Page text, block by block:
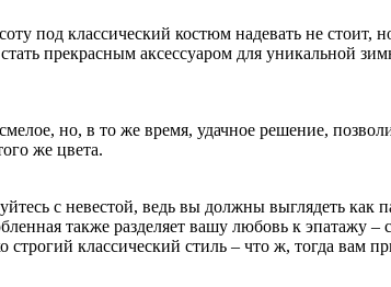
под классический костюм надевать не стоит,
прекрасным аксессуаром для уникальной
но, в то же время, удачное решение,
же цвета.
с невестой, ведь вы должны выглядеть как
также разделяет вашу любовь к эпатажу –
классический стиль – что ж, тогда вам